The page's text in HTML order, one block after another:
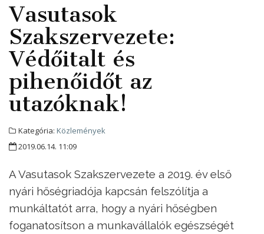
Vasutasok
Szakszervezete:
Védőitalt és
pihenőidőt az
utazóknak!
Kategória: Közlemények
2019.06.14. 11:09
A Vasutasok Szakszervezete a 2019. év első
nyári hőségriadója kapcsán felszólítja a
munkáltatót arra, hogy a nyári hőségben
foganatosítson a munkavállalók egészségét